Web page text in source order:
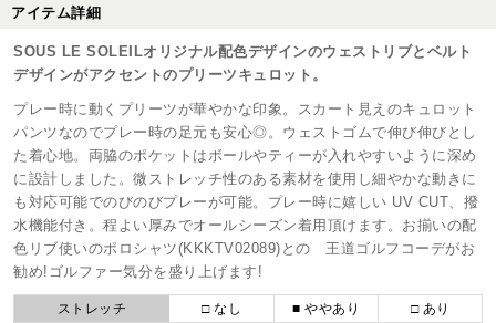
アイテム詳細
SOUS LE SOLEILオリジナル配色デザインのウェストリブとベルト
デザインがアクセントのプリーツキュロット。
プレー時に動くプリーツが華やかな印象。スカート見えのキュロット
パンツなのでプレー時の足元も安心◎。ウェストゴムで伸び伸びとし
た着心地。両脇のポケットはボールやティーが入れやすいように深め
に設計しました。微ストレッチ性のある素材を使用し細やかな動きに
も対応可能でのびのびプレーが可能。プレー時に嬉しい UV CUT、撥
水機能付き。程よい厚みでオールシーズン着用頂けます。お揃いの配
色リブ使いのポロシャツ(KKKTV02089)との 王道ゴルフコーデがお
勧め!ゴルファー気分を盛り上げます!
ストレッチ □ なし ■ ややあり
□ あり